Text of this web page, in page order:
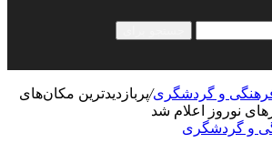
و گردشگری/پربازدیدترین مکان‌های
نوروز اعلام شد
و گردشگری